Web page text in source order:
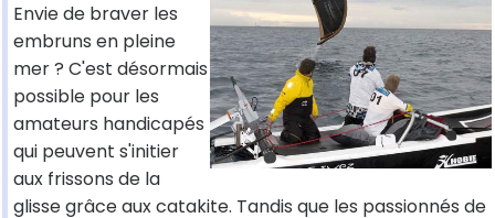
Envie de braver les
embruns en pleine
mer ? C'est désormais
possible pour les
amateurs handicapés
qui peuvent s'initier
aux frissons de la
glisse grâce aux catakite. Tandis que les passionnés de